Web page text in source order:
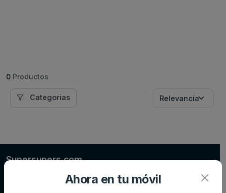
0 Productos
Categorias
Ahora en tu móvil
Supersupers.com
Compara precios de supermercados y ahorra en tu compra diaria.
Información actualizada de miles de productos.